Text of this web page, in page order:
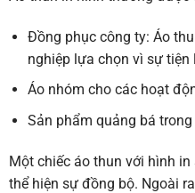
Đồng phục công ty: Áo
nghiệp lựa chọn vì sự
Áo nhóm cho các hoạt
Sản phẩm quảng bá
Một chiếc áo thun với hình
thể hiện sự đồng bộ. Ngoài